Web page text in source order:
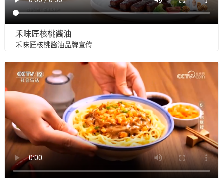
禾味匠核桃酱油
禾味匠核桃酱油品牌宣传